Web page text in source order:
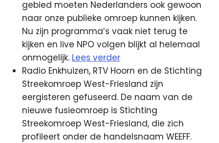
gebied moeten Nederlanders ook gewoon
naar onze publieke omroep kunnen kijken.
Nu zijn programma’s vaak niet terug te
kijken en live NPO volgen blijkt al helemaal
onmogelijk. Lees verder
Radio Enkhuizen, RTV Hoorn en de Stichting
Streekomroep West-Friesland zijn
eergisteren gefuseerd. De naam van de
nieuwe fusieomroep is Stichting
Streekomroep West-Friesland, die zich
profileert onder de handelsnaam WEEFF.